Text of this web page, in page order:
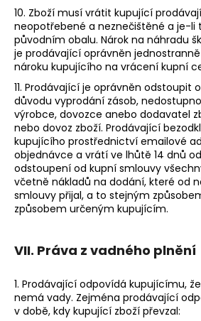
10. Zboží musí vrátit kupující
neopotřebené a neznečištěné a je-li
původním obalu. Nárok na náhradu
je prodávající oprávněn
nároku kupujícího na vrácení kupní
11. Prodávající je oprávněn odstoupit
důvodu vyprodání zásob,
výrobce, dovozce anebo dodavatel
nebo dovoz zboží. Prodávající
kupujícího prostřednictví emailové
objednávce a vrátí ve lhůtě 14 dnů
odstoupení od kupní smlouvy
včetně nákladů na dodání, které od
smlouvy přijal, a to stejným
způsobem určeným kupujícím.
VII. Práva z vadného plnění
1. Prodávající odpovídá kupujícímu,
nemá vady. Zejména prodávající
v době, kdy kupující zboží převzal: